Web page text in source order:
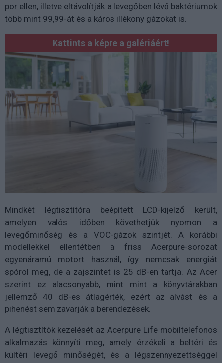
por ellen, illetve eltávolítják a levegőben lévő baktériumok
több mint 99,99-át és a káros illékony gázokat is.
Kattints a képre a galériáért!
Mindkét légtisztítóra beépített LCD-kijelző került,
amelyen valós időben követhetjük nyomon a
levegőminőség és a VOC-gázok szintjét. A korábbi
modellekkel ellentétben a friss Acerpure-sorozat
egyenáramú motort használ, így nemcsak energiát
spórol meg, de a zajszintet is 25 dB-en tartja. Az Acer
szerint ez alacsonyabb, mint mint a könyvtárakban
jellemző 40 dB-es átlagérték, ezért az alvást és a
pihenést sem zavarják a berendezések.
A légtisztítók kezelését az Acerpure Life mobiltelefonos
alkalmazás könnyíti meg, amely érzékeli a beltéri és
kültéri levegő minőségét, és a légszennyezettséggel